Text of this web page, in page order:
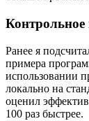
Контрольное
Ранее я
примера
использовании
локально на
оценил
100 раз быстрее.